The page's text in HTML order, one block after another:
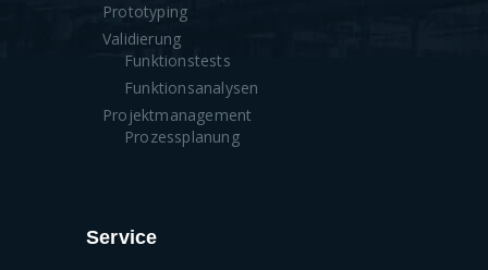
Prototyping
Validierung
Funktionstests
Funktionsanalysen
Projektmanagement
Prozessplanung
Service